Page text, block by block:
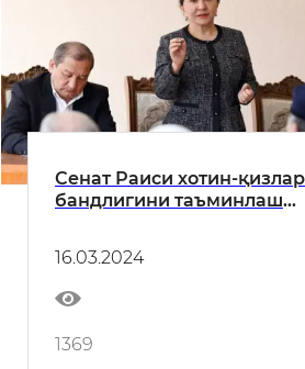
Сенат Раиси хотин-қизлар
бандлигини таъминлаш
туманида бўлди
16.03.2024
1369